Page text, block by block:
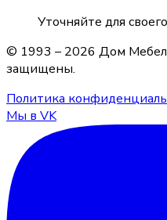
Уточняйте для
© 1993 – 2026 Дом
защищены.
Политика
Мы в VK